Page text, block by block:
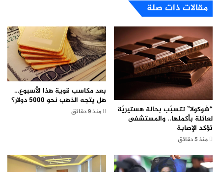
مقالات ذات صلة
“شوكولا” تتسبّب بحالة هستيريّة
لعائلة بأكملها.. والمستشفى
تؤكد الإصابة
منذ 5 دقائق
بعد مكاسب قوية هذا الأسبوع…
هل يتجه الذهب نحو 5000 دولار؟
منذ 9 دقائق